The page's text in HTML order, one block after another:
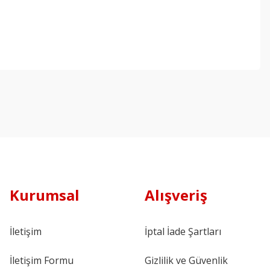
Kurumsal
İletişim
İletişim Formu
Alışveriş
İptal İade Şartları
Gizlilik ve Güvenlik